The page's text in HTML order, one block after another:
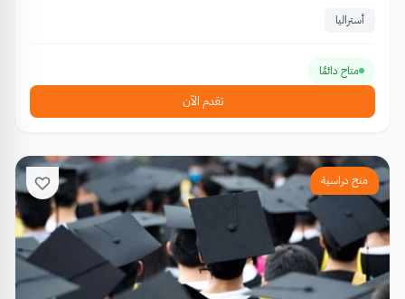
أستراليا
متاح دائمًا
تقدم الآن
منح دراسية